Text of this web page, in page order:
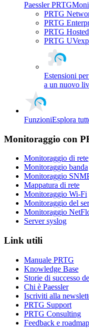
Paessler PRTG
PRTG
PRTG
PRTG
PRTG
Estensioni
a un nuovo
FunzioniEsplora
Monitoraggio con
Monitoraggio di rete
Monitoraggio banda
Monitoraggio
Mappatura di rete
Monitoraggio Wi-Fi
Monitoraggio del
Monitoraggio
Server syslog
Link utili
Manuale PRTG
Knowledge Base
Storie di successo
Chi è Paessler
Iscriviti alla
PRTG Support
PRTG Consulting
Feedback e